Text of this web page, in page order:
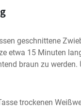
geschnittene
etwa 15 Minuten
braun zu werden.
trockenen